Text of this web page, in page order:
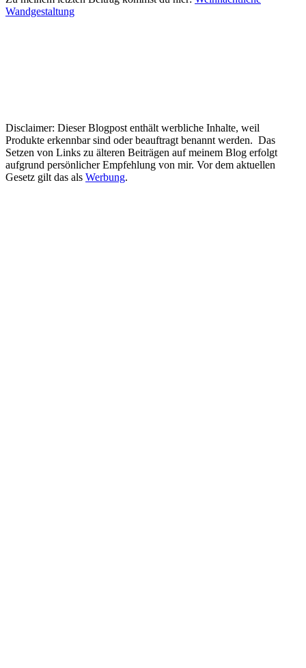
Wandgestaltung
Disclaimer: Dieser Blogpost enthält werbliche Inhalte, weil
Produkte erkennbar sind oder beauftragt benannt werden. Das
Setzen von Links zu älteren Beiträgen auf meinem Blog erfolgt
aufgrund persönlicher Empfehlung von mir. Vor dem aktuellen
Gesetz gilt das als Werbung.